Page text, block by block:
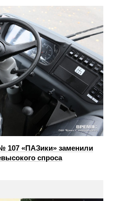
107 «ПАЗики» заменили
спроса